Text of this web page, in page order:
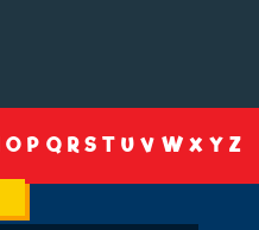
O P Q R S T U V W X Y Z